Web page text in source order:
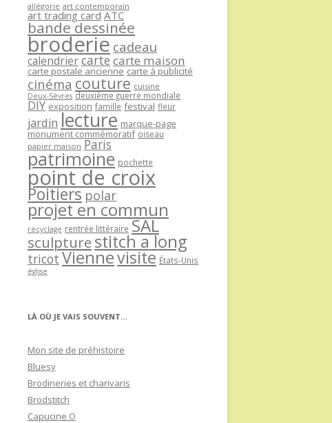
allégorie art contemporain
art trading card ATC
bande dessinée
broderie cadeau
calendriercartecarte maison
carte postale ancienne carte à publicité
cinéma couture cuisine
Deux-Sèvres deuxième guerre mondiale
DIY exposition famille festival fleur
jardin lecture marque-page
monument commémoratif oiseau
papier maison Paris
patrimoine pochette
point de croix
Poitiers polar
projet en commun
recyclage rentrée littéraire SAL
sculpture stitch a long
tricot Viennevisite États-Unis
église
LÀ OÙ JE VAIS SOUVENT…
Mon site de préhistoire
Bluesy
Brodineries et charivaris
Brodstitch
Capucine O